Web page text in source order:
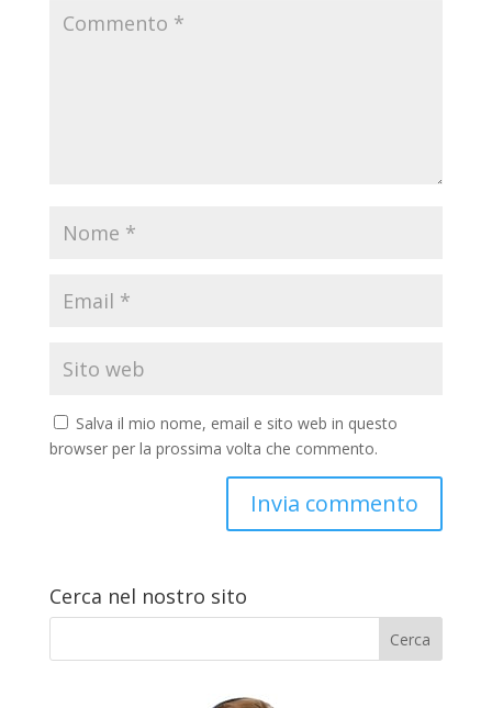
Salva il mio nome, email e sito web in questo
browser per la prossima volta che commento.
Cerca nel nostro sito